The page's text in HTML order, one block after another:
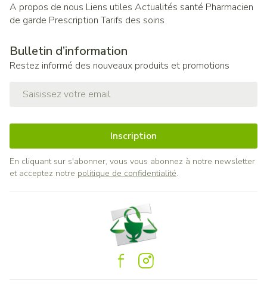
A propos de nous Liens utiles Actualités santé Pharmacien
de garde Prescription Tarifs des soins
Bulletin d’information
Restez informé des nouveaux produits et promotions
Inscription
En cliquant sur s'abonner, vous vous abonnez à notre newsletter
et acceptez notre politique de confidentialité.